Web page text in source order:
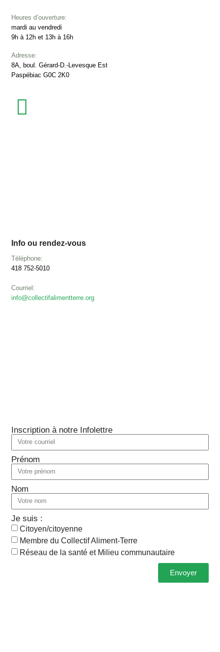
Heures d’ouverture:
mardi au vendredi
9h à 12h et 13h à 16h
Adresse:
8A, boul. Gérard-D.-Levesque Est
Paspébiac G0C 2K0
Info ou rendez-vous
Téléphone:
418 752-5010
Courriel:
info@collectifalimentterre.org
Inscription à notre Infolettre
Prénom
Nom
Je suis :
Citoyen/citoyenne
Membre du Collectif Aliment-Terre
Réseau de la santé et Milieu communautaire
Envoyer